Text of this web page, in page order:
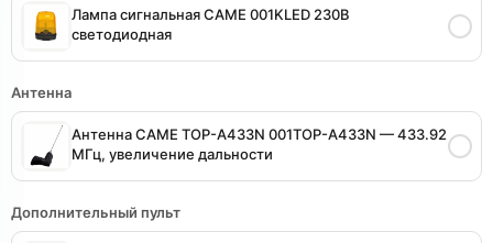
Лампа сигнальная CAME 001KLED 230B
светодиодная
Антенна
Антенна CAME TOP-A433N 001TOP-A433N — 433.92
МГц, увеличение дальности
Дополнительный пульт